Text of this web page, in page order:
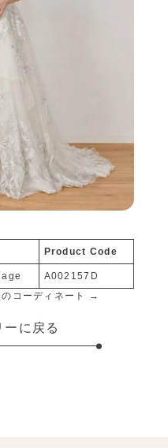
Product Code
A002157D
のコーディネート →
ーに戻る